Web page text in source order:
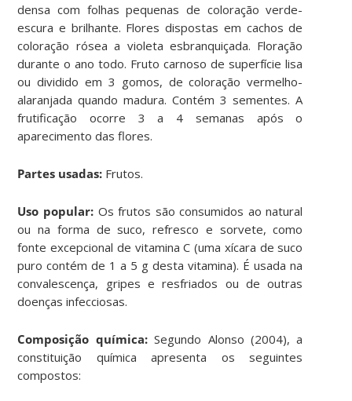
densa com folhas pequenas de coloração verde-
escura e brilhante. Flores dispostas em cachos de
coloração rósea a violeta esbranquiçada. Floração
durante o ano todo. Fruto carnoso de superfície lisa
ou dividido em 3 gomos, de coloração vermelho-
alaranjada quando madura. Contém 3 sementes. A
frutificação ocorre 3 a 4 semanas após o
aparecimento das flores.
Partes usadas: Frutos.
Uso popular: Os frutos são consumidos ao natural
ou na forma de suco, refresco e sorvete, como
fonte excepcional de vitamina C (uma xícara de suco
puro contém de 1 a 5 g desta vitamina). É usada na
convalescença, gripes e resfriados ou de outras
doenças infecciosas.
Composição química:Segundo Alonso (2004), a
constituição química apresenta os seguintes
compostos: